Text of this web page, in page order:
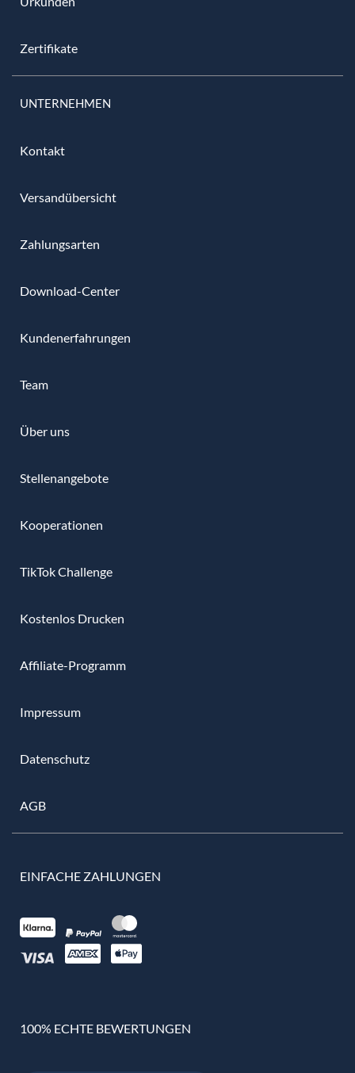
Zertifikate
UNTERNEHMEN
Kontakt
Versandübersicht
Zahlungsarten
Download-Center
Kundenerfahrungen
Team
Über uns
Stellenangebote
Kooperationen
TikTok Challenge
Kostenlos Drucken
Affiliate-Programm
Impressum
Datenschutz
AGB
EINFACHE ZAHLUNGEN
100% ECHTE BEWERTUNGEN